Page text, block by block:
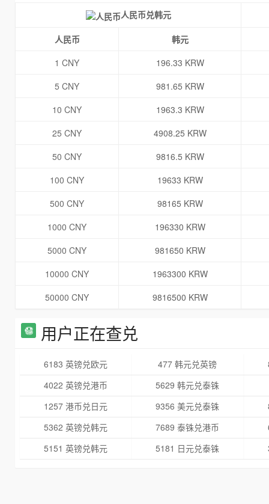
人民币兑韩元
人民币
韩元
1 CNY
196.33 KRW
5 CNY
981.65 KRW
10 CNY
1963.3 KRW
25 CNY
4908.25 KRW
50 CNY
9816.5 KRW
100 CNY
19633 KRW
500 CNY
98165 KRW
1000 CNY
196330 KRW
5000 CNY
981650 KRW
10000 CNY
1963300 KRW
50000 CNY
9816500 KRW
用户正在查兑
6183 英镑兑欧元 477 韩元兑英镑
4022 英镑兑港币
5629 韩元兑泰铢
1257 港币兑日元
9356 美元兑泰铢
5362 英镑兑韩元
7689 泰铢兑港币
5151 英镑兑韩元
5181 日元兑泰铢